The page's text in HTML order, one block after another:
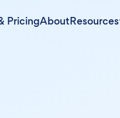
PricingAboutResources